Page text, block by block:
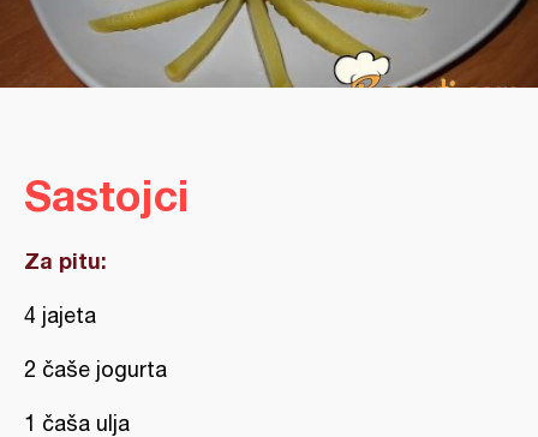
Sastojci
Za pitu:
4 jajeta
2 čaše jogurta
1 čaša ulja